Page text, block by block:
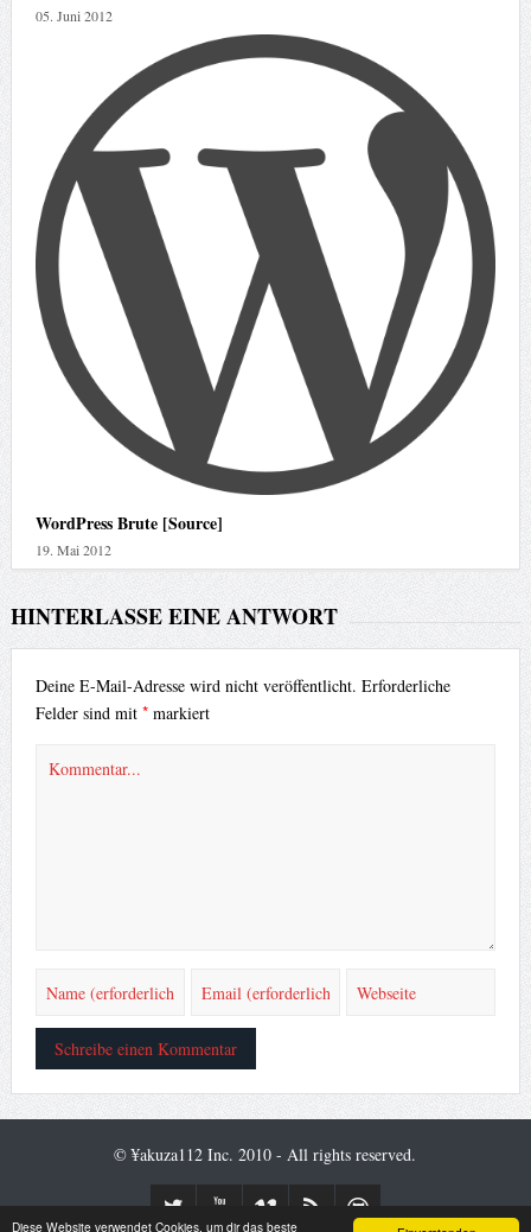
Diese Website verwendet Cookies, um dir das beste
05. Juni 2012
WordPress Brute [Source]
19. Mai 2012
HINTERLASSE EINE ANTWORT
Deine E-Mail-Adresse wird nicht veröffentlicht. Erforderliche
Felder sind mit *markiert
© ¥akuza112 Inc. 2010 - All rights reserved.